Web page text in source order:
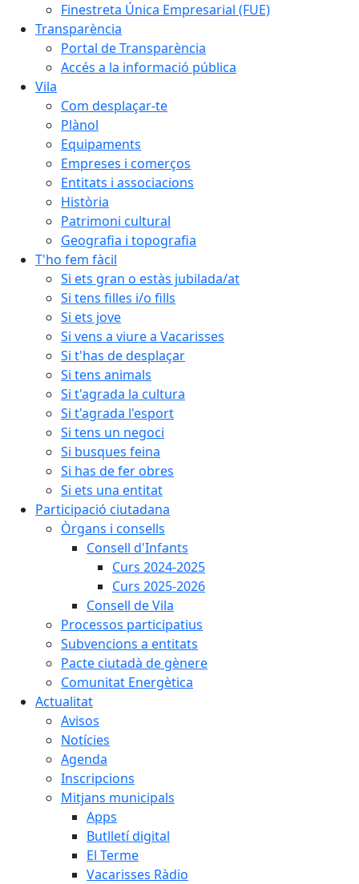
Finestreta Única Empresarial (FUE)
Transparència
Portal de Transparència
Accés a la informació pública
Vila
Com desplaçar-te
Plànol
Equipaments
Empreses i comerços
Entitats i associacions
Història
Patrimoni cultural
Geografia i topografia
T'ho fem fàcil
Si ets gran o estàs jubilada/at
Si tens filles i/o fills
Si ets jove
Si vens a viure a Vacarisses
Si t'has de desplaçar
Si tens animals
Si t'agrada la cultura
Si t'agrada l'esport
Si tens un negoci
Si busques feina
Si has de fer obres
Si ets una entitat
Participació ciutadana
Òrgans i consells
Consell d'Infants
Curs 2024-2025
Curs 2025-2026
Consell de Vila
Processos participatius
Subvencions a entitats
Pacte ciutadà de gènere
Comunitat Energètica
Actualitat
Avisos
Notícies
Agenda
Inscripcions
Mitjans municipals
Apps
Butlletí digital
El Terme
Vacarisses Ràdio